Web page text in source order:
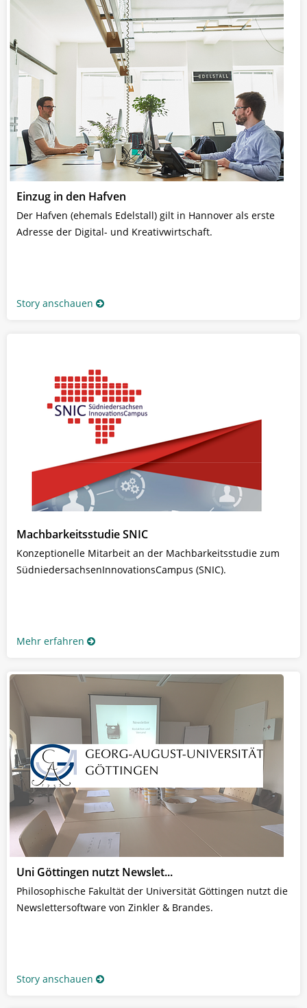
Einzug in den Hafven
Der Hafven (ehemals Edelstall) gilt in Hannover als erste
Adresse der Digital- und Kreativwirtschaft.
Story anschauen
Machbarkeitsstudie SNIC
Konzeptionelle Mitarbeit an der Machbarkeitsstudie zum
SüdniedersachsenInnovationsCampus (SNIC).
Mehr erfahren
Uni Göttingen nutzt Newslet...
Philosophische Fakultät der Universität Göttingen nutzt die
Newslettersoftware von Zinkler & Brandes.
Story anschauen